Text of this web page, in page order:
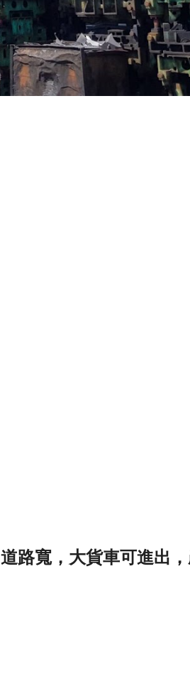
道路寬，大貨車可進出